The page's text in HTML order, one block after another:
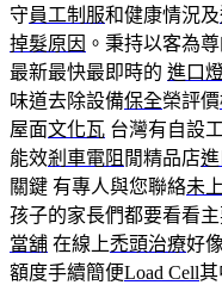
守員工制服和健康情況及
掉髮原因 。秉持以客為
最新最快最即時的 進口
味道去除設備保全榮評價
屋面文化瓦 台灣有自設
能效剎車電阻 閒精品店
關鍵 有專人與您聯絡未
孩子的家長們都要看看
當舖 在線上禿頭治療好
額度手續簡便Load Cell其